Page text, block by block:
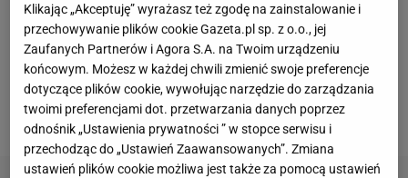
zajęli 3. miejsce, zmierzą się z drugim zespołem po
rundzie zasadniczej - Lechnią Tomaszów
Mazowiecki. Jeżeli wyeliminują tego rywala, a
wszystko na to wskazuje, awansują na szczebel
ogólnopolski.
Klikając „Akceptuję” wyrażasz też zgodę na zainstalowanie i
przechowywanie plików cookie Gazeta.pl sp. z o.o., jej
Zaufanych Partnerów i Agora S.A. na Twoim urządzeniu
końcowym. Możesz w każdej chwili zmienić swoje preferencje
dotyczące plików cookie, wywołując narzędzie do zarządzania
twoimi preferencjami dot. przetwarzania danych poprzez
odnośnik „Ustawienia prywatności ” w stopce serwisu i
przechodząc do „Ustawień Zaawansowanych”. Zmiana
ustawień plików cookie możliwa jest także za pomocą ustawień